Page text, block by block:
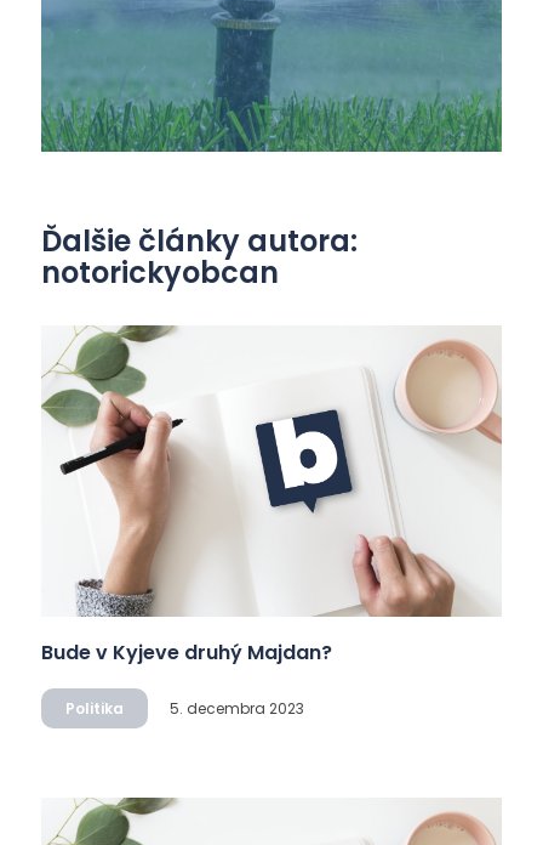
Ďalšie články autora:
notorickyobcan
Bude v Kyjeve druhý Majdan?
Politika 5. decembra 2023